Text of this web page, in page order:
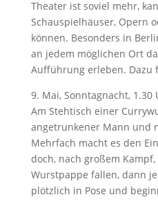
Theater ist soviel mehr,
Schauspielhäuser, Opern
können. Besonders in
an jedem möglichen Ort
Aufführung erleben. Dazu
9. Mai, Sonntagnacht,
Am Stehtisch einer
angetrunkener Mann und
Mehrfach macht es den
doch, nach großem
Wurstpappe fallen, dann
plötzlich in Pose und